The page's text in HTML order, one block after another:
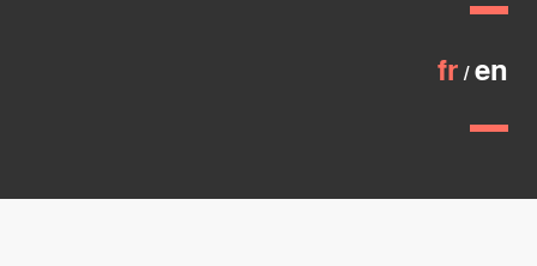
fr en